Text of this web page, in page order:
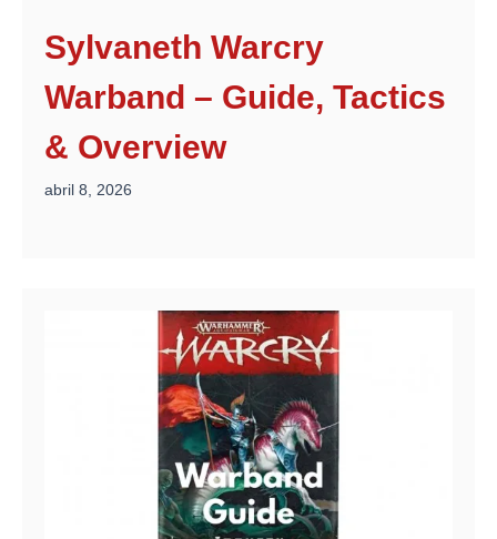
Sylvaneth Warcry
Warband – Guide, Tactics
& Overview
abril 8, 2026